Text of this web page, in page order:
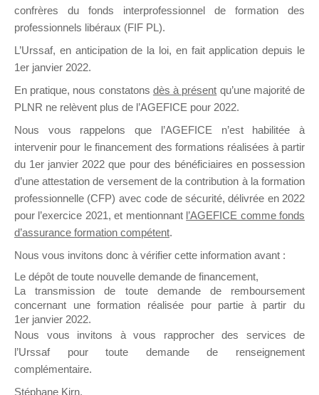
DIRIGEANT
il y a un mois
Ce groupe est destiné aux Organismes de
Formation qui souhaitent répondre à l’Appel à
Propositions Mallette du Dirigeant.
Ce groupe propose un forum dédié au support
sur lequel il est possible de laisser un message
ou poser une question.
NB : Il est nécessaire d’être
pouvoir rejoindre ce groupe
confrères du fonds interprofessionnel de formation des
professionnels libéraux (FIF PL).
L’Urssaf, en anticipation de la loi, en fait application depuis le
1er janvier 2022.
En pratique, nous constatons dès à présent qu’une majorité de
PLNR ne relèvent plus de l’AGEFICE pour 2022.
Nous vous rappelons que l’AGEFICE n’est habilitée à
intervenir pour le financement des formations réalisées à partir
du 1er janvier 2022 que pour des bénéficiaires en possession
d’une attestation de versement de la contribution à la formation
professionnelle (CFP) avec code de sécurité, délivrée en 2022
pour l’exercice 2021, et mentionnant l’AGEFICE comme fonds
d’assurance formation compétent.
Nous vous invitons donc à vérifier cette information avant :
Le dépôt de toute nouvelle demande de financement,
La transmission de toute demande de remboursement
concernant une formation réalisée pour partie à partir du
1er janvier 2022.
Nous vous invitons à vous rapprocher des services de
l’Urssaf pour toute demande de renseignement
complémentaire.
Stéphane Kirn,